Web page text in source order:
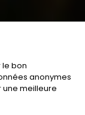
le bon
anonymes
une meilleure